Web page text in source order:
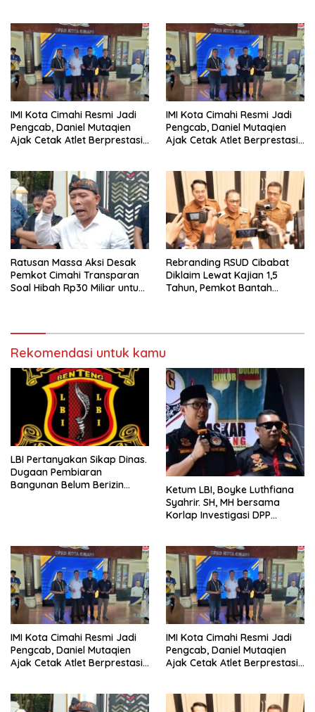
Pembangunan Datatel
Diduga Belum Berizin di
Parungponteng,
IMI Kota Cimahi Resmi Jadi
Pengcab, Daniel Mutaqien
Ajak Cetak Atlet Berprestasi
IMI Kota Cimahi Resmi Jadi
Pengcab, Daniel Mutaqien
Ajak Cetak Atlet Berprestasi
Ratusan Massa Aksi Desak
Pemkot Cimahi Transparan
Soal Hibah Rp30 Miliar untuk
Rebranding RSUD Cibabat
Diklaim Lewat Kajian 1,5
Tahun, Pemkot Bantah
Rekomendasi untuk kamu
LBI Pertanyakan Sikap Dinas.
Dugaan Pembiaran
Bangunan Belum Berizin
Ketum LBI, Boyke Luthfiana
Syahrir. SH, MH bersama
Korlap Investigasi DPP
Pembangunan Datatel
Diduga Belum Berizin di
Parungponteng,
IMI Kota Cimahi Resmi Jadi
Pengcab, Daniel Mutaqien
Ajak Cetak Atlet Berprestasi
IMI Kota Cimahi Resmi Jadi
Pengcab, Daniel Mutaqien
Ajak Cetak Atlet Berprestasi